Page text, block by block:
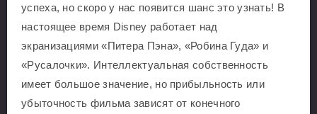
успеха, но скоро у нас появится шанс это узнать! В
настоящее время Disney работает над
экранизациями «Питера Пэна», «Робина Гуда» и
«Русалочки». Интеллектуальная собственность
имеет большое значение, но прибыльность или
убыточность фильма зависят от конечного